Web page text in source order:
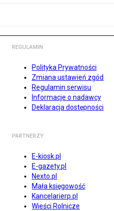
REGULAMIN
Polityka Prywatności
Zmiana ustawień zgód
Regulamin serwisu
Informacje o nadawcy
Deklaracja dostępności
PARTNERZY
E-kiosk.pl
E-gazety.pl
Nexto.pl
Mała księgowość
Kancelarierp.pl
Wieści Rolnicze